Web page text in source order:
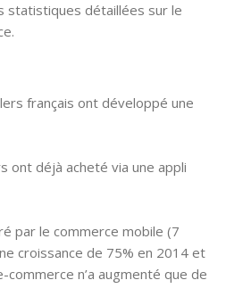
statistiques détaillées sur le
français ont développé une
ont déjà acheté via une appli
par le commerce mobile (7
croissance de 75% en 2014 et
commerce n’a augmenté que de